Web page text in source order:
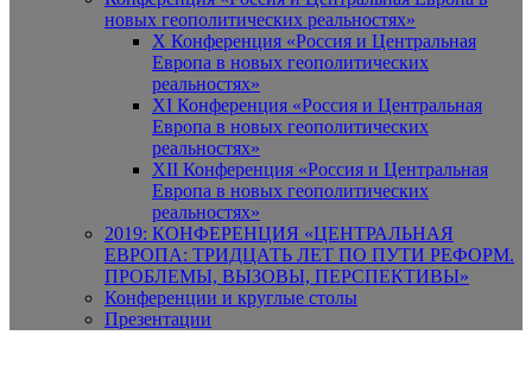
новых геополитических реальностях»
X Конференция «Россия и Центральная
Европа в новых геополитических
реальностях»
XI Конференция «Россия и Центральная
Европа в новых геополитических
реальностях»
XII Конференция «Россия и Центральная
Европа в новых геополитических
реальностях»
2019: КОНФЕРЕНЦИЯ «ЦЕНТРАЛЬНАЯ
ЕВРОПА: ТРИДЦАТЬ ЛЕТ ПО ПУТИ РЕФОРМ.
ПРОБЛЕМЫ, ВЫЗОВЫ, ПЕРСПЕКТИВЫ»
Конференции и круглые столы
Презентации